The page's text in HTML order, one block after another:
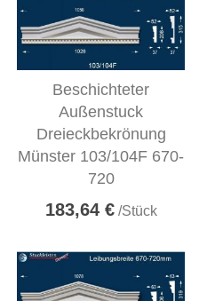
Beschichteter
Außenstuck
Dreieckbekrönung
Münster 103/104F 670-
720
183,64 €/Stück